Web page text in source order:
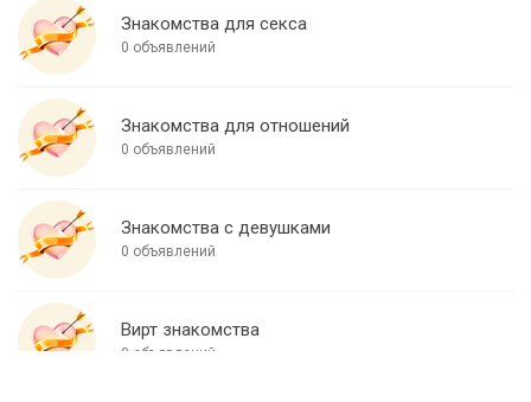
Знакомства для секса
0 объявлений
Знакомства для отношений
0 объявлений
Знакомства с девушками
0 объявлений
Вирт знакомства
0 объявлений